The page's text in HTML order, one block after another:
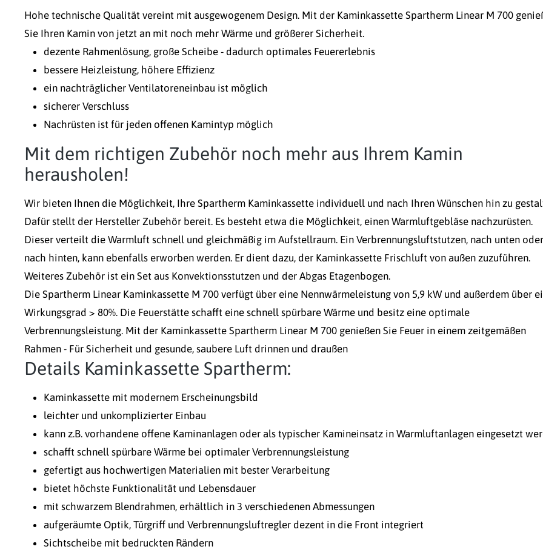
Hohe technische Qualität vereint mit ausgewogenem Design. Mit der Kaminkassette Spartherm Linear M 700
Sie Ihren Kamin von jetzt an mit noch mehr Wärme und größerer Sicherheit.
dezente Rahmenlösung, große Scheibe - dadurch optimales Feuererlebnis
bessere Heizleistung, höhere Effizienz
ein nachträglicher Ventilatoreneinbau ist möglich
sicherer Verschluss
Nachrüsten ist für jeden offenen Kamintyp möglich
Mit dem richtigen Zubehör noch mehr aus Ihrem Kamin
herausholen!
Wir bieten Ihnen die Möglichkeit, Ihre Spartherm Kaminkassette individuell und nach Ihren Wünschen hin zu
Dafür stellt der Hersteller Zubehör bereit. Es besteht etwa die Möglichkeit, einen Warmluftgebläse nachzurüsten.
Dieser verteilt die Warmluft schnell und gleichmäßig im Aufstellraum. Ein Verbrennungsluftstutzen, nach unten oder
nach hinten, kann ebenfalls erworben werden. Er dient dazu, der Kaminkassette Frischluft von außen zuzuführen.
Weiteres Zubehör ist ein Set aus Konvektionsstutzen und der Abgas Etagenbogen.
Die Spartherm Linear Kaminkassette M 700 verfügt über eine Nennwärmeleistung von 5,9 kW und außerdem über
Wirkungsgrad > 80%. Die Feuerstätte schafft eine schnell spürbare Wärme und besitz eine optimale
Verbrennungsleistung. Mit der Kaminkassette Spartherm Linear M 700 genießen Sie Feuer in einem zeitgemäßen
Rahmen - Für Sicherheit und gesunde, saubere Luft drinnen und draußen
Details Kaminkassette Spartherm:
Kaminkassette mit modernem Erscheinungsbild
leichter und unkomplizierter Einbau
kann z.B. vorhandene offene Kaminanlagen oder als typischer Kamineinsatz in Warmluftanlagen eingesetzt
schafft schnell spürbare Wärme bei optimaler Verbrennungsleistung
gefertigt aus hochwertigen Materialien mit bester Verarbeitung
bietet höchste Funktionalität und Lebensdauer
mit schwarzem Blendrahmen, erhältlich in 3 verschiedenen Abmessungen
aufgeräumte Optik, Türgriff und Verbrennungsluftregler dezent in die Front integriert
Sichtscheibe mit bedruckten Rändern